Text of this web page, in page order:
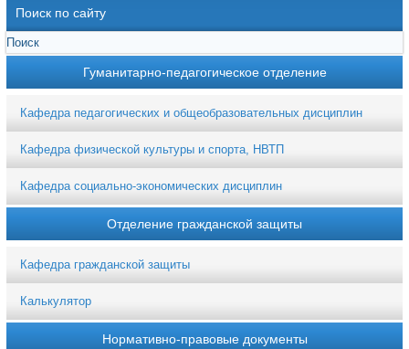
Поиск по сайту
Гуманитарно-педагогическое отделение
Кафедра педагогических и общеобразовательных дисциплин
Кафедра физической культуры и спорта, НВТП
Кафедра социально-экономических дисциплин
Отделение гражданской защиты
Кафедра гражданской защиты
Калькулятор
Нормативно-правовые документы